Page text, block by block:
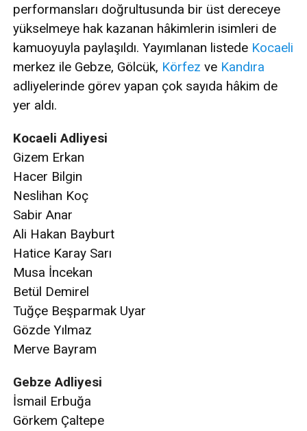
performansları doğrultusunda bir üst dereceye
yükselmeye hak kazanan hâkimlerin isimleri de
kamuoyuyla paylaşıldı. Yayımlanan listede Kocaeli
merkez ile Gebze, Gölcük, Körfez ve Kandıra
adliyelerinde görev yapan çok sayıda hâkim de
yer aldı.
Kocaeli Adliyesi
Gizem Erkan
Hacer Bilgin
Neslihan Koç
Sabir Anar
Ali Hakan Bayburt
Hatice Karay Sarı
Musa İncekan
Betül Demirel
Tuğçe Beşparmak Uyar
Gözde Yılmaz
Merve Bayram
Gebze Adliyesi
İsmail Erbuğa
Görkem Çaltepe